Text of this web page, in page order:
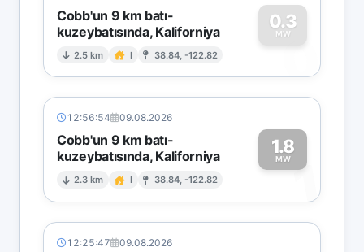
Cobb'un 9 km batı-
kuzeybatısında, Kaliforniya
2.5 km I 38.84, -122.82
0.3
MW
0
12:56:54 09.08.2026
Cobb'un 9 km batı-
kuzeybatısında, Kaliforniya
2.3 km I 38.84, -122.82
1.8
MW1
12:25:47 09.08.2026